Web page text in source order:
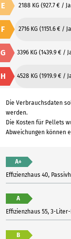
E 2188 KG (927.7 € /
F 2716 KG (1151.6 € /
G 3396 KG (1439.9 € /
H 4528 KG (1919.9 € /
Die Verbrauchsdaten
werden.
Die Kosten für Pellets
Abweichungen können
A+
Effizienzhaus 40,
A
Effizienzhaus 55, 3-
B